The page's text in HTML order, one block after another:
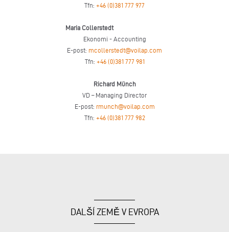
Tfn: +46 (0)381 777 977
Maria Collerstedt
Ekonomi - Accounting
E-post: mcollerstedt@voilap.com
Tfn: +46 (0)381 777 981
Richard Münch
VD – Managing Director
E-post: rmunch@voilap.com
Tfn: +46 (0)381 777 982
DALŠÍ ZEMĚ V EVROPA